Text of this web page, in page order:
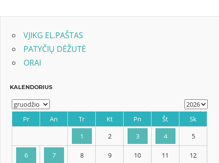
VJIKG EL.PAŠTAS
PATYČIŲ DĖŽUTĖ
ORAI